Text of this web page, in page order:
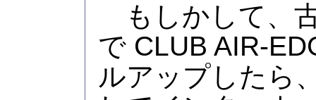
もしかして、
で CLUB AIR-
ルアップしたら